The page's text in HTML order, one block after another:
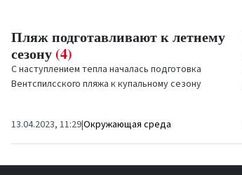
Пляж подготавливают к летнему
сезону (4)
С наступлением тепла началась подготовка
Вентспилсского пляжа к купальному сезону
13.04.2023, 11:29|Окружающая среда